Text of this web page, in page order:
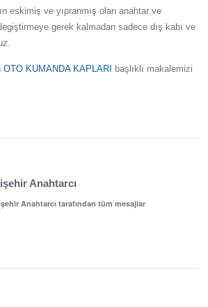
eskimiş ve yıpranmış olan anahtar ve
gerek kalmadan sadece dış kabı ve
OTO KUMANDA KAPLARI
başlıklı makalemizi
Anahtarcı
Anahtarcı tarafından tüm mesajlar